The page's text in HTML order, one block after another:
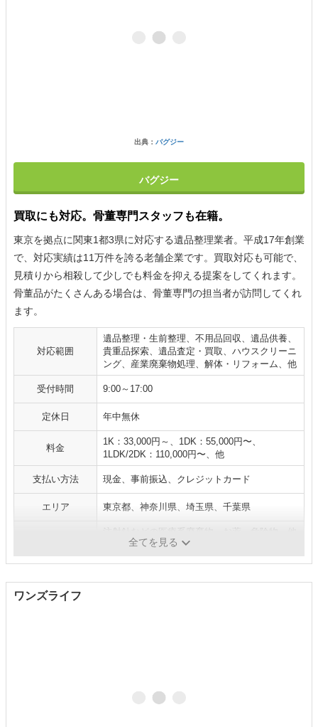
出典： バグジー
バグジー
買取にも対応。骨董専門スタッフも在籍。
東京を拠点に関東1都3県に対応する遺品整理業者。平成17年創業
で、対応実績は11万件を誇る老舗企業です。買取対応も可能で、
見積りから相殺して少しでも料金を抑える提案をしてくれます。
骨董品がたくさんある場合は、骨董専門の担当者が訪問してくれ
ます。
対応範囲
遺品整理・生前整理、不用品回収、遺品供養、
貴重品探索、遺品査定・買取、ハウスクリーニ
ング、産業廃棄物処理、解体・リフォーム、他
受付時間 9:00～17:00
定休日 年中無休
料金
1K：33,000円～、1DK：55,000円〜、
1LDK/2DK：110,000円〜、他
支払い方法 現金、事前振込、クレジットカード
エリア 東京都、神奈川県、埼玉県、千葉県
ボンベ類は回収対象外
全てを見る
ワンズライフ